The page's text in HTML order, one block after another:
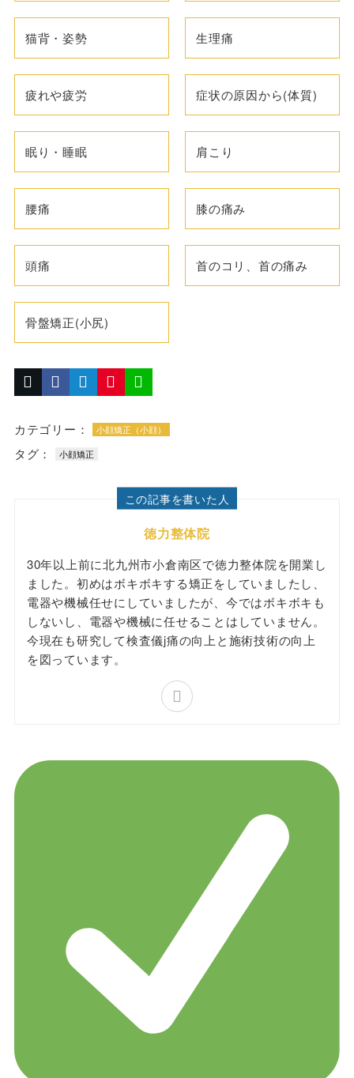
猫背・姿勢 生理痛
疲れや疲労 症状の原因から(体質)
眠り・睡眠 肩こり
腰痛 膝の痛み
頭痛 首のコリ、首の痛み
骨盤矯正(小尻)
カテゴリー： 小顔矯正（小顔）
タグ： 小顔矯正
この記事を書いた人
徳力整体院
30年以上前に北九州市小倉南区で徳力整体院を開業し
ました。初めはボキボキする矯正をしていましたし、
電器や機械任せにしていましたが、今ではボキボキも
しないし、電器や機械に任せることはしていません。
今現在も研究して検査儀j痛の向上と施術技術の向上
を図っています。